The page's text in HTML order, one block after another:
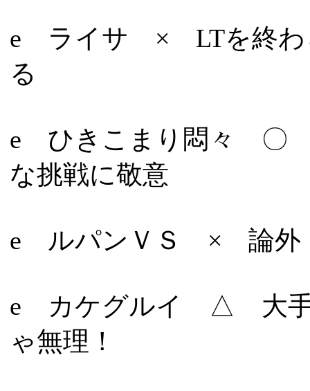
e ライサ × LTを終わ
る
e ひきこまり悶々 〇
な挑戦に敬意
e ルパンＶＳ × 論外
e カケグルイ △ 大手
ゃ無理！